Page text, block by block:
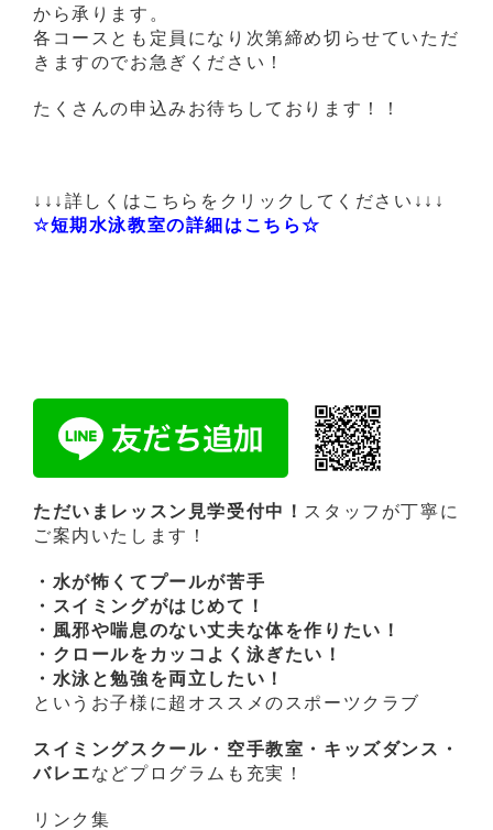
から承ります。
各コースとも定員になり次第締め切らせていただ
きますのでお急ぎください！
たくさんの申込みお待ちしております！！
↓↓↓詳しくはこちらをクリックしてください↓↓↓
☆短期水泳教室の詳細はこちら☆
ただいまレッスン見学受付中！ スタッフが丁寧に
ご案内いたします！
・水が怖くてプールが苦手
・スイミングがはじめて！
・風邪や喘息のない丈夫な体を作りたい！
・クロールをカッコよく泳ぎたい！
・水泳と勉強を両立したい！
というお子様に超オススメのスポーツクラブ
スイミングスクール・空手教室・キッズダンス・
バレエなどプログラムも充実！
リンク集